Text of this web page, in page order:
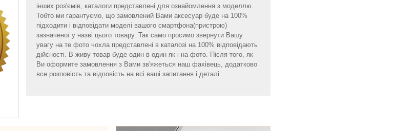
інших роз'ємів, каталоги представлені для ознайомлення з моделлю.
Тобто ми гарантуємо, що замовлений Вами аксесуар буде на 100%
підходити і відповідати моделі вашого смартфона(пристрою)
зазначеної у назві цього товару. Так само просимо звернути Вашу
увагу на те фото чохла представлені в каталозі на 100% відповідають
дійсності. В живу товар буде один в один як і на фото. Після того, як
Ви оформите замовлення з Вами зв'яжеться наш фахівець, додатково
все розповість та відповість на всі ваші запитання і деталі.